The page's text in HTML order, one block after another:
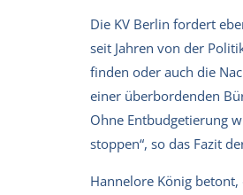
Die KV Berlin fordert
seit Jahren von der
finden oder auch die
einer überbordenden
Ohne Entbudgetierung
stoppen“, so das Fazit
Hannelore König betont,